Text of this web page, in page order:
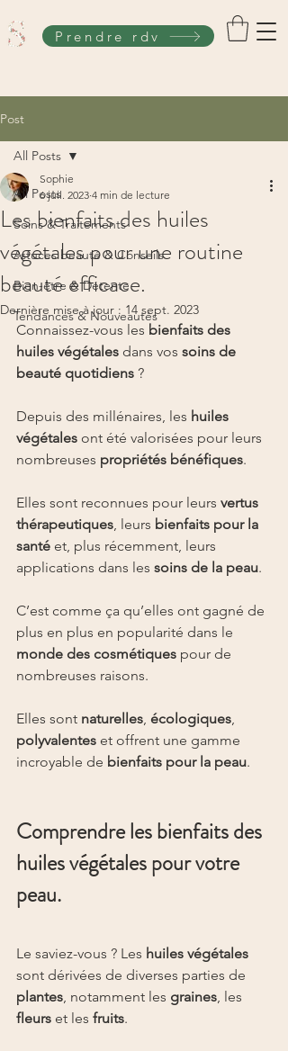
Prendre rdv
Post
All Posts
Soins & Traitements
Astuces beauté & Conseils
Bien-être & Détente
Tendances & Nouveautés
All Posts
Les bienfaits des huiles
végétales pour une routine
beauté efficace.
Sophie
6 juil. 2023 4 min de lecture
Dernière mise à jour : 14 sept. 2023
Connaissez-vous les bienfaits des
huiles végétales dans vos soins de
beauté quotidiens ?
Depuis des millénaires, les huiles
végétales ont été valorisées pour leurs
nombreuses propriétés bénéfiques.
Elles sont reconnues pour leurs vertus
thérapeutiques , leurs bienfaits pour la
santé et, plus récemment, leurs
applications dans les soins de la peau.
C’est comme ça qu’elles ont gagné de
plus en plus en popularité dans le
monde des cosmétiques pour de
nombreuses raisons.
Elles sont naturelles écologiques
polyvalentes et offrent une gamme
incroyable de bienfaits pour la peau.
Comprendre les bienfaits des
huiles végétales pour votre
peau.
Le saviez-vous ? Les huiles végétales
sont dérivées de diverses parties de
plantes , notamment les graines , les
fleurs et les fruits.